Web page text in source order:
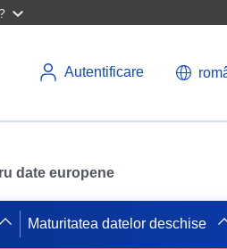
Autentificare
date europene
Maturitatea datelor deschise